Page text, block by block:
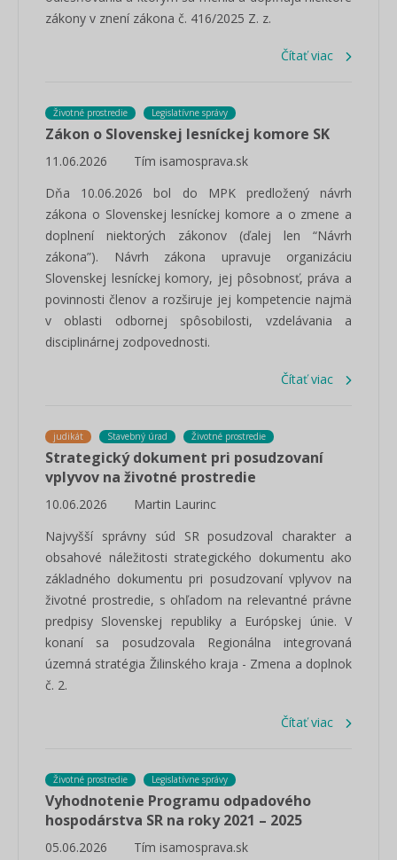
zákony v znení zákona č. 416/2025 Z. z.
Čítať viac
Životné prostredie Legislatívne správy
Zákon o Slovenskej lesníckej komore SK
11.06.2026
Tím isamosprava.sk
Dňa 10.06.2026 bol do MPK predložený návrh
zákona o Slovenskej lesníckej komore a o zmene a
doplnení niektorých zákonov (ďalej len “Návrh
zákona”). Návrh zákona upravuje organizáciu
Slovenskej lesníckej komory, jej pôsobnosť, práva a
povinnosti členov a rozširuje jej kompetencie najmä
v oblasti odbornej spôsobilosti, vzdelávania a
disciplinárnej zodpovednosti.
Čítať viac
judikát Stavebný úrad Životné prostredie
Strategický dokument pri posudzovaní
vplyvov na životné prostredie
10.06.2026
Martin Laurinc
Najvyšší správny súd SR posudzoval charakter a
obsahové náležitosti strategického dokumentu ako
základného dokumentu pri posudzovaní vplyvov na
životné prostredie, s ohľadom na relevantné právne
predpisy Slovenskej republiky a Európskej únie. V
konaní sa posudzovala Regionálna integrovaná
územná stratégia Žilinského kraja - Zmena a doplnok
č. 2.
Čítať viac
Životné prostredie Legislatívne správy
Vyhodnotenie Programu odpadového
hospodárstva SR na roky 2021 – 2025
05.06.2026
Tím isamosprava.sk